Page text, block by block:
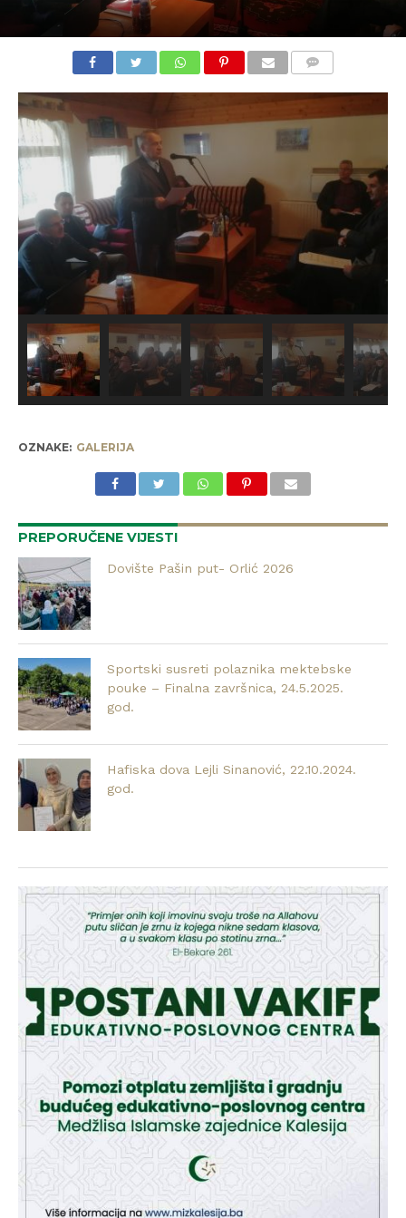
OZNAKE: GALERIJA
PREPORUČENE VIJESTI
Dovište Pašin put- Orlić 2026
Sportski susreti polaznika mektebske
pouke – Finalna završnica, 24.5.2025.
god.
Hafiska dova Lejli Sinanović, 22.10.2024.
god.